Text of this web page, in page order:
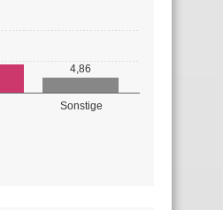
Sonstige
4,86